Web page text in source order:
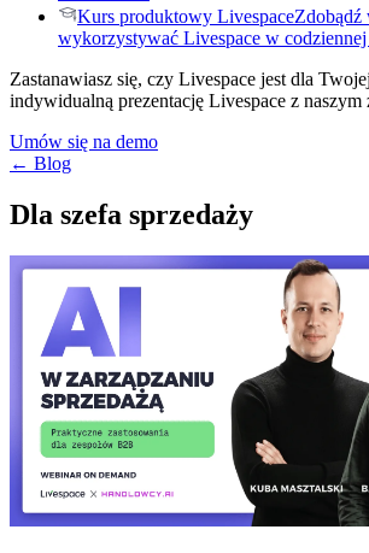
Kurs produktowy LivespaceZdobądź
wykorzystywać Livespace w codziennej
Zastanawiasz się, czy Livespace jest dla
indywidualną prezentację Livespace z naszym
Umów się na demo
← Blog
Dla szefa sprzedaży